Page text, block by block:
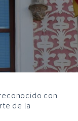
con
de la